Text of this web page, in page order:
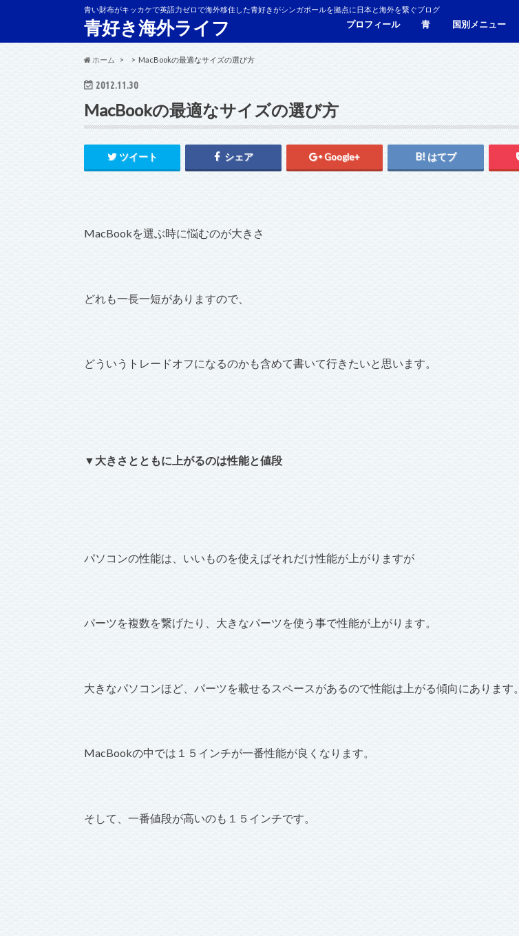
青い財布がキッカケで英語力ゼロで海外移住した青好きがシンガポールを拠点に日本と海外を繋ぐブログ
青好き海外ライフ プロフィール 青 国別メニュー
ホーム MacBookの最適なサイズの選び方
2012.11.30
MacBookの最適なサイズの選び方
ツイート シェア Google+ はてブ
MacBookを選ぶ時に悩むのが大きさ
どれも一長一短がありますので、
どういうトレードオフになるのかも含めて書いて行きたいと思います。
▼大きさとともに上がるのは性能と値段
パソコンの性能は、いいものを使えばそれだけ性能が上がりますが
パーツを複数を繋げたり、大きなパーツを使う事で性能が上がります。
大きなパソコンほど、パーツを載せるスペースがあるので性能は上がる傾向にあります。
MacBookの中では１５インチが一番性能が良くなります。
そして、一番値段が高いのも１５インチです。